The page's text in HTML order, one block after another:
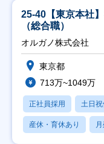
25-40【東京本社
（総合職）
オルガノ株式会社
東京都
713万~1049万
正社員採用 土日
産休・育休あり